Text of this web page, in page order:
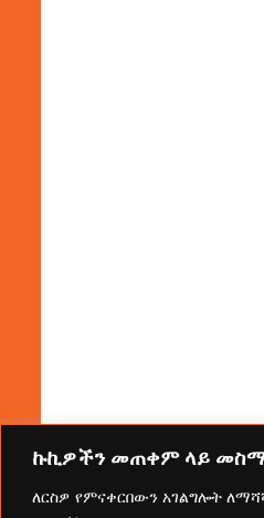
ኩኪዎችን መጠቀም ላይ
ለርስዎ የምናቀርበውን አገልግሎት